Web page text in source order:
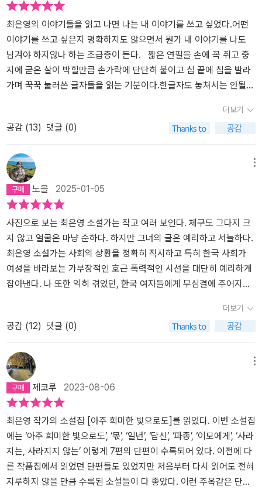
하게 드러내지 못하는 소심한 희원에게는 아이러니하게도 등불과 같
은 것이었다. 희원은 그녀라는 빛을 좇고 성장하고 있었다. 이 책의 표
제작인 『아주 희미한 빛으로도』는 짧은 분량임에도 장편소설을 읽는
기분이 들었다. 여러 면에서 생각할 것이 많았다. 현역으로 대학에 입
학한 나는 회계학을 전공했다. 희원처럼 성적에 맞춰 학과를 선택했
기에 전공이 적성에 맞지 않았고 매번 허덕이며 공부를 따라가야 했
생활을 하다가 다시 대학에 온 언니들이 몇 명 있었다. 그들에게 회계
원리는 가지고 노는 장난감이었고, 학점을 향한 집요하고도 억척스러
움은 성실과 노력의 다른 말이었다. 그들이 대학에 다시 온 이유는 많
겠지만 아마 직장에서의 차별이 가장 컸을 것이다. 가끔씩 그들의 삶
이 궁금하다. 대학을 졸업하고 사회에 나간 그들에게 차별은 없어졌
는지, 자신의 꿈을 향해 항상 더 가보고 싶었는지가. [그것이 어떤 문
장이든, 그녀는 내가 자신보다 나은 경험을 하기를, 자신이 겪었던 일
을 겪지 않기를 바랐을 것이다. 그리고 그것이 그녀의 자존심이자 힘
이었으리라는 생각도 한다. 자신의 조건을 탓하지 않고, 자신이 겪는
부당함을 인지하면서도 인정은 하지 않으려는 마음 같은 거 말이다.
그 마음이 그녀를 지켜 주었는지도 모른다. ‘아주 희미한 빛으로도’ -
p.41] 우리가 사회에 대한 비판을 하거나 글쓰기를 할 때, 소재와 내
한 기준을 정하기는 어렵다. 『몫』은 그런 고민이 담겨 있는 소설이다.
대학교지 편집 부원이었던 희영은 기지촌 여성이나 가정 폭력에 대한
글을 쓰고 싶어 한다. 희영은 당연히 그런 삶을 경험해보지 못했다. 대
학생이고 심지어 좋은 구두도 신고 다닌다. 희영은 자신이 속하지 않
은 계급의 문제를 사회적이면서도 공적인 자리로 끌어내어 해결책을
제시하기 원한다. 희영은 입장이 다르고 그들과 같은 사람이 아니라
는 이유로 거절당한다. 직접 경험해보지 않은 사람은 그럴 자격이 없
는 것일까? 가난을 경험하지 못한 사람이 가난한 사람을 위하고, 폭력
을 당해본 적이 없는 사람이 폭력을 당한 사람을 이해하고, 차별받아
본 적이 없는 여성이 페미니스트가 되는 것이 그렇게 오만하고 위선
적인가? 예수처럼 십자가에 못 박혀야만 사람의 죄를 대신하고 그들
을 사랑하는 것은 결코 아닐 것이다. 희영과 해진은 미군에게 살해당
건-시신공개)에 충격을 받는다. 과거나 현재나 극단주의를 배격하고
자 하는 작가의 마음이 전해진다. 결국 일정한 거리를 유지할 수 밖에
없는 관계는 거의 모든 소설에서 연락처를 교환하지 않는다. 고독은
현대인이 살아가는 마음인가? 여러편에 남성들이 나온다. 소설 <이
모에게>에서 나온 아빠, <편지>에 나온 형부, <사라지는, 사라지지
않는>에 나온 남성들을 생각이나 행위를 보면 분노가 일으킨다. 반면
<텃밭>에는 마음이 따스한 삼촌도 나온다. 끝으로, 최은영 소설가와
약 15년 정도 나이 차이가 나는데, 소설적 장소를 공유하는 재미 - 지
금은 사라진 홍보관 건물, 극회 옆 깡통-도 잃을 수 있다. 이 시대를
살아가는 사람이라면, 최은영 소설을 읽는데 고개를 끄덕이거나 코끝
이 찡하거나 눈물을 보일 것이다. 그 여운이 길다. 그렇게 텍스트는 살
아있다. 엽서가 한장 들어있다. ‘더 가보고 싶었다’ 그녀는 말했다. 이
런 문구가 <아픔이 길이 되려면>의 저자 김승섭 교수의 서문에 나온
다. 외롭고 두렵지만, 생각한 바를 묵묵히 걸어가는 이 시대의 청춘에
게 박수를 보낸다.
수군거림의 말들도 함께 떠올리게 된다. 가족이라는 공동체, 마을이
라는 공동체이지만 어느 공동체도 두 팔을 벌리지 않는 말과 마음이
고스란히 전해진다. 악의와 적의를 숨긴 채 뿌려지는 말의 힘을 보게
된다. '네가 항상 안전하기를. 너에게 맞는 행복을 누리기를'이라고 이
모가 조카에게 건네는 편지글을 여러 번 읽게 하는 소설이다.​『파종』
소설에서는 자퇴하고자 하는 여고생이 등장한다. '쉬고 싶다고. 지쳤
두고 싶다고.' (184쪽) 엄마는 교사에게서 자신의 딸의 상태를 설명
듣는다. '부모가 함부로 뱉는 말이 어린 자식에게 얼마나 파괴적으로
다가왔는지 아버지는 알았을까. 폭언으로 물들던 유년의 밤을 그녀는
떠올렸다... 아버지 말은 내면의 목소리가 되어서 마흔이 넘은 지금까
지도 그녀를 따라다녔다.' (197쪽) 폭언이 마흔이 넘은 현재까지도 그
녀를 괴롭히는 것을 알게 된다. 언행에 대해 이모와 대학시절 나눈 대
화가 있다. 이모의 성장 이야기를 통해서 친정 엄마를 알게 되었다. 따
뜻한 말이 오가는 가정인지 살펴야 한다. 웃고 농담도 하면서 화목한
가정인지 살펴야 하는데 온전한 가정을 돌보지 않는 부모들도 상당히
많다는 것도 소설은 꼬집는다. <일타 스캔들>드라마에 등장한 가정
이 떠오른다. 수평적 관계가 아닌 수직적인 가족 관계는 폭력이 짙게
흐르기 마련이다. 삼촌과의 인연으로 생긴 상처가 없어지지 않았으면
는 효녀의 의미에 생각하게 한다. 반항하지 않는 유순한 사춘기를 지
낸 날들의 공허를 함께 떠올려보게 하는 글귀도 만난다. '내가 반항 한
번 하지 않고 유순하게 사춘기를 넘겼다면서 다시없을 효녀라고... 정
작 그 말을 들었을 때는 그저 공허하기만 했다.' (247쪽) 혹독한 사춘
기 시절을 보낸 아이를 키우면서 힘들었지만 유순한 것만이 삶의 정
답이 아님을 알기에 이제는 웃으면서 철이 든 아이와 웃으면서 이야
기를 나누게 된다. 다시는 임신하면 안된다는 경고성 발언을 듣고도
남편이 개의치 않았다고 설명된다. 이모와 엄마가 나누는 대화를 복
기하는 모습도 기억하게 한다. 이모를 향한 옅은 무시가 깔린 아빠의
모습과 일상생활 모습도 조목조목 놓치지 않게 한다. 짧은 소설들이
지만 무엇도 가볍지가 않다. 묵직한 이야기와 삶을 통해서 웅크리지
않고 일어서서 걷게 해주는 소설들이다. 익숙함에 익숙해지는 답습을
최은영의 이야기들을 읽고 나면 나는 내 이야기를 쓰고 싶었다.어떤
이야기를 쓰고 싶은지 명확하지도 않으면서 뭔가 내 이야기를 나도
남겨야 하지않나 하는 조급증이 든다. 짧은 연필을 손에 꼭 쥐고 중
지에 굳은 살이 박힐만큼 손가락에 단단히 붙이고 심 끝에 침을 발라
가며 꾹꾹 눌러쓴 글자들을 읽는 기분이다.한글자도 놓쳐서는 안될
는 긴장감이 든다.그리고 한편이 끝날 때 마다 몹시 힘들다.이미 고백
한 말일지 모르겠지만내가 언젠가 어느 순간 느꼈지만 뭐라고 표현해
야할지 언어를 찾지 못했던 그 마음이 그때 그 막막하고 화가 나기도
했을 거고 또 부끄럽고 어딘가 도망가고 싶으면서도 절대 가면 안된
다는 마음으로 내가 내 다리를 붙잡고 있는 그런 막막한 마음들을 작
가는 기가 막히게 표현하고 있다. 다른 경험들이 같은 감정과 같은 고
통으로 모아질 때가 있다.당신의 경험과 나의 경험은 너무 다르고 그
상황조차 관계없지만 서로가 같은 기분을 느끼는 순간을 경험한다.작
중 인물의 경험은 나와 겹치는 부분은 많지 않다.그러나 그 찰라의 감
정은 묘하게 이해하고 있다. 그렇게 꾹꾹 눌러 쓴 6편의 이야기를 읽
고 짧게 몸살을 앓는다.긴 숨을 이제야 제대로 인식하고 내뱉는다. 읽
는 동안 내가 숨을 쉬지 않았다는 것 조차 인식하지 못하고 있었다.
다. 내가 어떻게 살아야 할지 지금의 선택이 맞는지 어떤 모습으로 살
아야 할지 나도 모를 때누군가 내 앞에서 길을 만든 이가 있다는 건 큰
행운이다.그런 누군가를 존경하고 사랑하지만 또 그만큼 실망하고 미
워할 수 있다.나를 이해하지 못하는 그에게 실망하고 나를 안쓰럽게
보는 그에게 기대고 싶다.나를 따르는 누군가가 나같은 실수를 하지
않기를 바라는 마음도 있다.적어도 어른인 척 굴어야 하지 않을까 고
민하기도 하고 애쓰 모른 척 하기도 하지만 그래도 누군가 함께 길을
걸어간다는 건 감사하다.누군가 내 앞에서 빛을 밝히고 있고 누군가
내 뒤에서 내 발밑을 비추면서 함께 온다는 경험은 사실 연대나 공동
체... 라는 단어와 다른 뭔가 조금 더 사적이지만 좀 더 끈끈하고 좀 더
안심이 되는 상황이다. “ 서운하다 하는 감정에는 폭력적인 데가 있
더보기
공감 (13) 댓글 (0)
노을 2025-01-05
사진으로 보는 최은영 소설가는 작고 여려 보인다. 체구도 그다지 크
지 않고 얼굴은 마냥 순하다. 하지만 그녀의 글은 예리하고 서늘하다.
최은영 소설가는 사회의 상황을 정확히 직시하고 특히 한국 사회가
여성을 바라보는 가부장적인 호근 폭력적인 시선을 대단히 예리하게
잡아낸다. 나 또한 익히 겪었던, 한국 여자들에게 무심결에 주어지는
는 요구를 정확히 잡아내고, 여성들이 원하지 않는 상처를 받으면서
도 오히려 자신을 채근하는 모습을 드러내어 독자들이 직시하도록 한
다.하지만 그녀는 보여줌에서 멈추지 않는다. 소설가는 억압받는 커
뮤니티의 다른 구성원들과의 연대행위, 결국은 공감과 유대와 사랑만
이 문제에 저항할 수 있음을 이야기한다. 그런 모습을 소설가는 자신
의 소설에 담뿍 담아낸다. 그래서 나는 최은영 소설가가 좋다.
더보기
공감 (12) 댓글 (0)
제코루 2023-08-06
최은영 작가의 소설집 [아주 희미한 빛으로도]를 읽었다. 이번 소설집
에는 ‘아주 희미한 빛으로도’, ‘몫’, ‘일년’, ‘답신’, ‘파종’, ‘이모에게’, ‘사라
지는, 사라지지 않는’ 이렇게 7편의 단편이 수록되어 있다. 이전에 다
른 작품집에서 읽었던 단편들도 있었지만 처음부터 다시 읽어도 전혀
지루하지 않을 만큼 수록된 소설들이 다 좋았다. 이런 주옥같은 단편